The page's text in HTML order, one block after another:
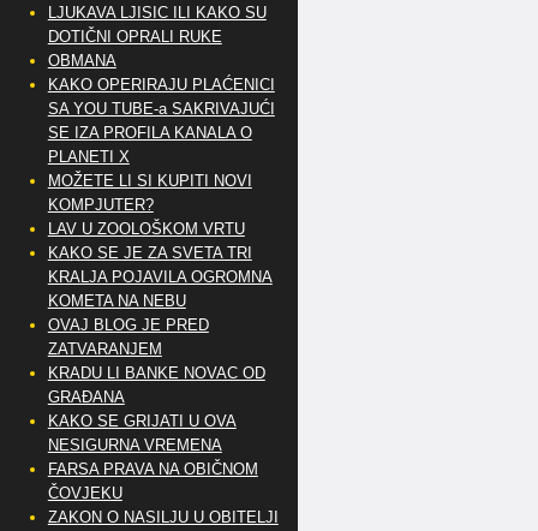
LJUKAVA LJISIC ILI KAKO SU
DOTIČNI OPRALI RUKE
OBMANA
KAKO OPERIRAJU PLAĆENICI
SA YOU TUBE-a SAKRIVAJUĆI
SE IZA PROFILA KANALA O
PLANETI X
MOŽETE LI SI KUPITI NOVI
KOMPJUTER?
LAV U ZOOLOŠKOM VRTU
KAKO SE JE ZA SVETA TRI
KRALJA POJAVILA OGROMNA
KOMETA NA NEBU
OVAJ BLOG JE PRED
ZATVARANJEM
KRADU LI BANKE NOVAC OD
GRAĐANA
KAKO SE GRIJATI U OVA
NESIGURNA VREMENA
FARSA PRAVA NA OBIČNOM
ČOVJEKU
ZAKON O NASILJU U OBITELJI